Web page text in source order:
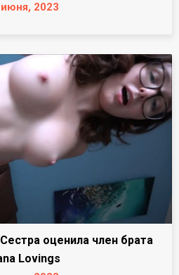
2023
оценила член брата
Lovings